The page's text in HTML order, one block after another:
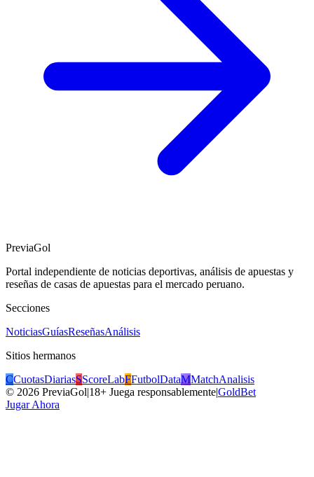
PreviaGol
Portal independiente de noticias deportivas, análisis de apuestas y
reseñas de casas de apuestas para el mercado peruano.
Secciones
NoticiasGuíasReseñasAnálisis
Sitios hermanos
CCuotasDiariasSScoreLabFFutbolDataMMatchAnalisis
© 2026 PreviaGol|18+ Juega responsablemente|GoldBet
Jugar Ahora